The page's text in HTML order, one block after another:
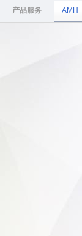
产品服务 AMH